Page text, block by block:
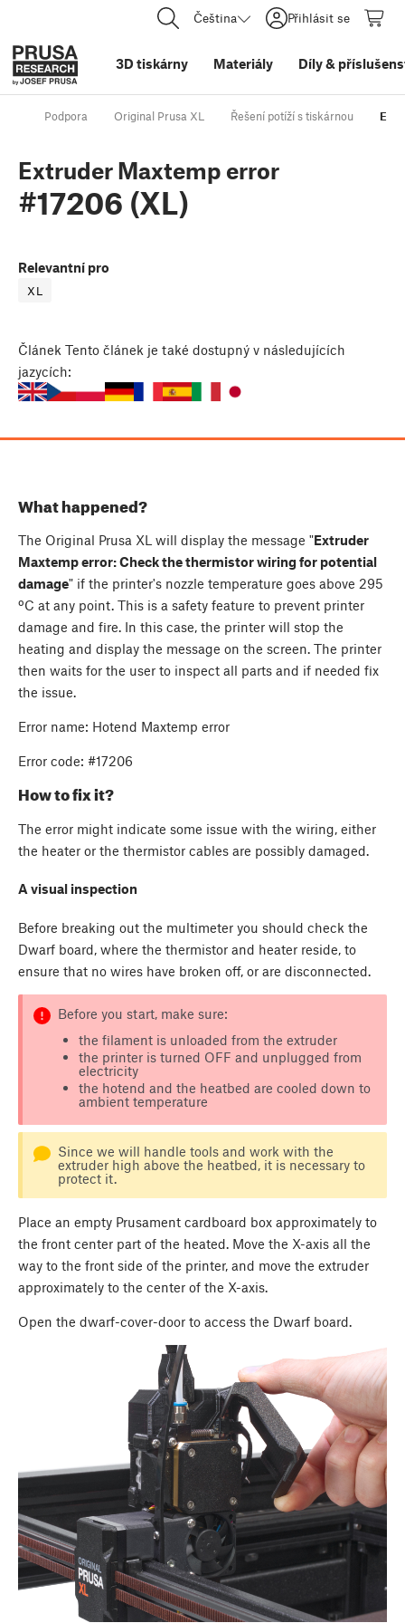
Čeština Přihlásit se
3D tiskárny Materiály Díly&
Podpora Original Prusa XL Řešení potíží s tiskárnou
Extruder Maxtemp error
#17206 (XL)
Relevantní pro
XL
Článek Tento článek je také dostupný v následujících
jazycích:
What happened?
The Original Prusa XL will display the message "Extruder
Maxtemp error: Check the thermistor wiring for potential
damage" if the printer's nozzle temperature goes above 295
ºC at any point. This is a safety feature to prevent printer
damage and fire. In this case, the printer will stop the
heating and display the message on the screen. The printer
then waits for the user to inspect all parts and if needed fix
the issue.
Error name: Hotend Maxtemp error
Error code: #17206
How to fix it?
The error might indicate some issue with the wiring, either
the heater or the thermistor cables are possibly damaged.
A visual inspection
Before breaking out the multimeter you should check the
Dwarf board, where the thermistor and heater reside, to
ensure that no wires have broken off, or are disconnected.
Before you start, make sure:
the filament is unloaded from the extruder
the printer is turned OFF and unplugged from
electricity
the hotend and the heatbed are cooled down to
ambient temperature
Since we will handle tools and work with the
extruder high above the heatbed, it is necessary to
protect it.
Place an empty Prusament cardboard box approximately to
the front center part of the heated. Move the X-axis all the
way to the front side of the printer, and move the extruder
approximately to the center of the X-axis.
Open the dwarf-cover-door to access the Dwarf board.